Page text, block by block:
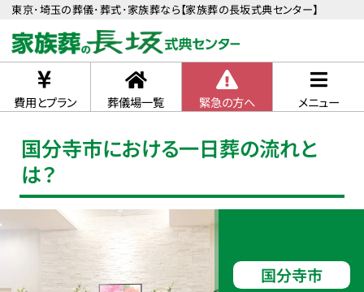
東京･埼玉の葬儀･葬式･家族葬なら【家族葬の長坂式典センター】
費用とプラン 葬儀場一覧 緊急の方へ メニュー
国分寺市における一日葬の流れと
は？
国分寺市